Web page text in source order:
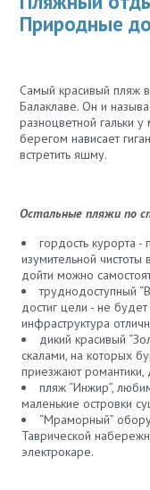
Природные
Самый красивый пляж
Балаклаве. Он и
разноцветной гальки
берегом нависает
встретить яшму.
Остальные пляжи по
гордость курорта
изумительной
дойти можно
труднодоступный
достиг цели - не
инфраструктура
дикий красивый
скалами, на которых
приезжают романтики,
пляж “Инжир”,
маленькие островки
“Мраморный”
Таврической
электрокаре.